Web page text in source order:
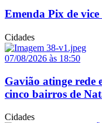
Emenda Pix de
Cidades
07/08/2026 às 18:50
Gavião atinge rede
cinco bairros de
Cidades